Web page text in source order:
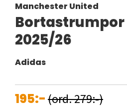
Manchester United
Bortastrumpor
2025/26
Adidas
195:-(ord. 279:-)